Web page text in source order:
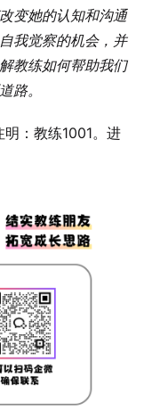
变她的认知和沟通
我觉察的机会，并
教练如何帮助我们
路。
明：教练1001。进